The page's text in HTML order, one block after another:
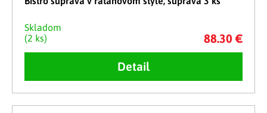
Skladom
(2 ks)
88.30 €
Detail